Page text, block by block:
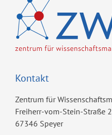
Kontakt
Zentrum für
Freiherr-vom-Stein-Straße 2
67346 Speyer